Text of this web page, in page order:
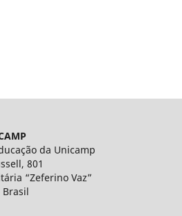
da Unicamp
801
“Zeferino Vaz”
Brasil